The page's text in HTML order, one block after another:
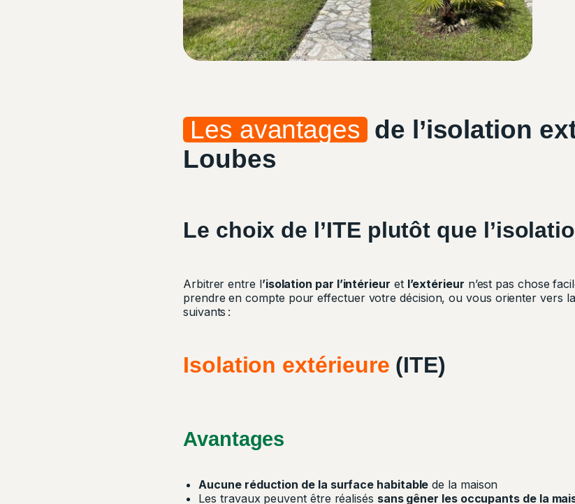
Les avantages de l’isolation
Loubes
Le choix de l’ITE plutôt que
Arbitrer entre l’isolation par l’intérieur et l’extérieur n’est pas chose
prendre en compte pour effectuer votre décision, ou vous orienter vers
suivants :
Isolation extérieure (ITE)
Avantages
Aucune réduction de la surface habitable de la maison
Les travaux peuvent être réalisés sans gêner les occupants de la